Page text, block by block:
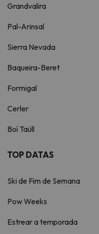
Grandvalira
Pal-Arinsal
Sierra Nevada
Baqueira-Beret
Formigal
Cerler
Boí Taüll
TOP DATAS
Ski de Fim de Semana
Pow Weeks
Estrear a temporada